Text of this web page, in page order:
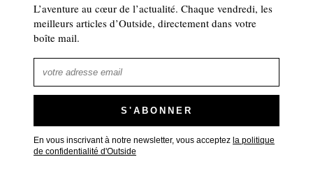
L’aventure au cœur de l’actualité. Chaque vendredi, les
meilleurs articles d’Outside, directement dans votre
boîte mail.
En vous inscrivant à notre newsletter, vous acceptez la politique
de confidentialité d'Outside